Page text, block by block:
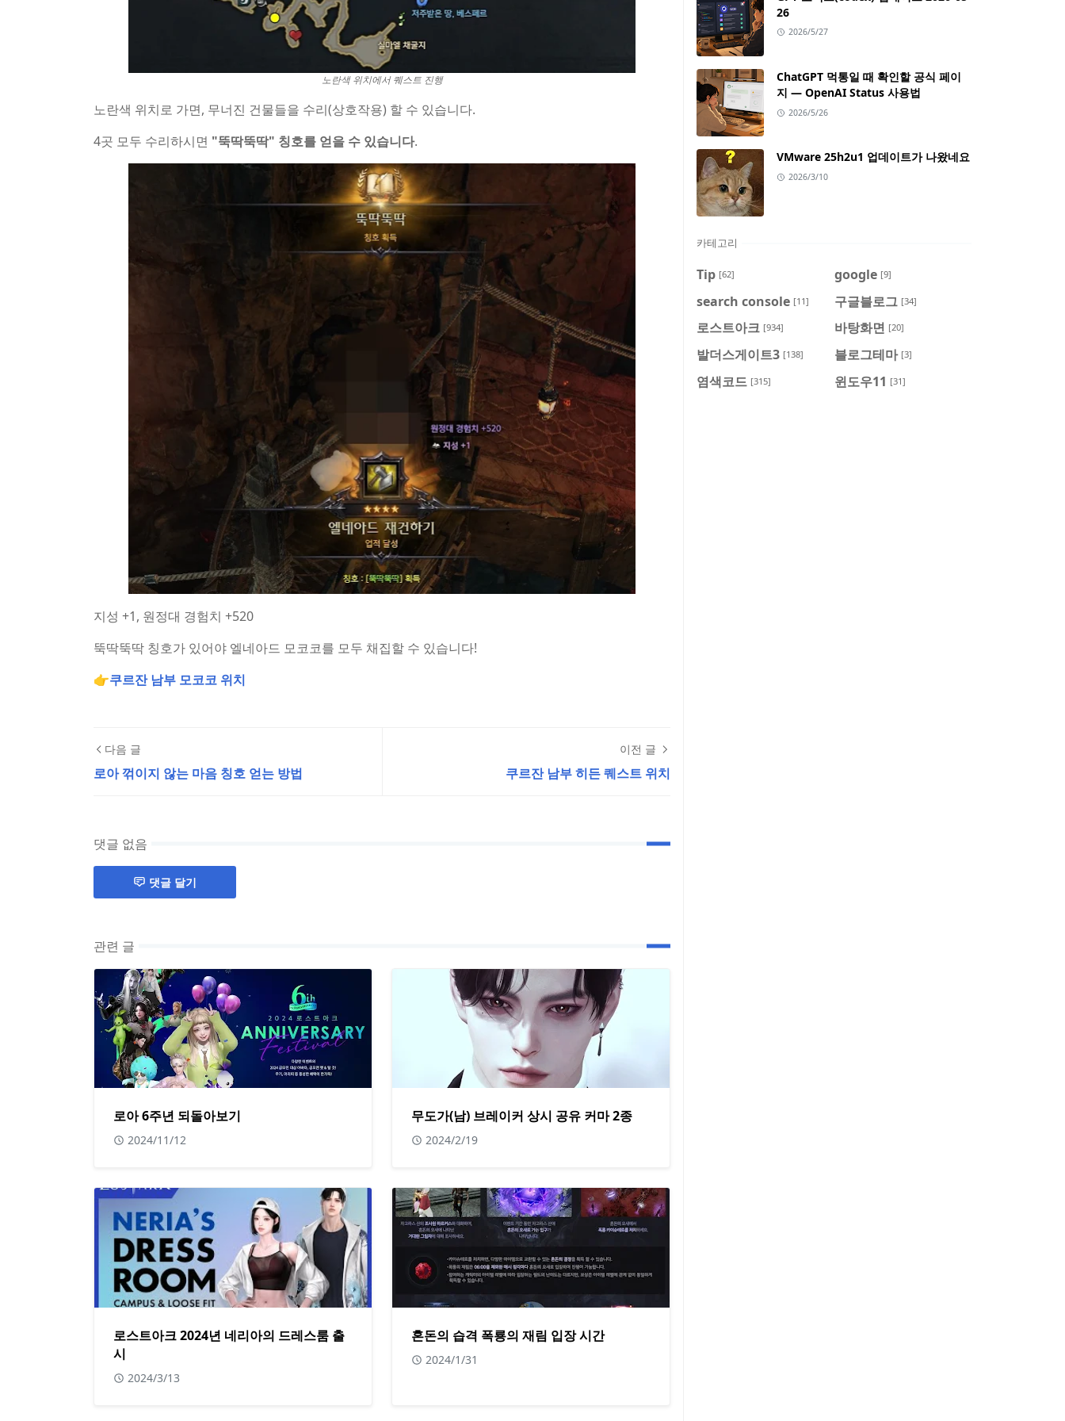
노란색 위치에서 퀘스트 진행
노란색 위치로 가면, 무너진 건물들을 수리(상호작용) 할 수 있습니다.
4곳 모두 수리하시면 "뚝딱뚝딱" 칭호를 얻을 수 있습니다.
지성 +1, 원정대 경험치 +520
뚝딱뚝딱 칭호가 있어야 엘네아드 모코코를 모두 채집할 수 있습니다!
👉쿠르잔 남부 모코코 위치
다음 글
로아 꺾이지 않는 마음 칭호 얻는 방법
이전 글
쿠르잔 남부 히든 퀘스트 위치
댓글 없음
댓글 달기
관련 글
로아 6주년 되돌아보기
2024/11/12
무도가(남) 브레이커 상시 공유 커마 2종
2024/2/19
로스트아크 2024년 네리아의 드레스룸 출
시
2024/3/13
혼돈의 습격 폭룡의 재림 입장 시간
2024/1/31
26
2026/5/27
ChatGPT 먹통일 때 확인할 공식 페이
지 — OpenAI Status 사용법
2026/5/26
VMware 25h2u1 업데이트가 나왔네요
2026/3/10
카테고리
Tip [62] google [9]
search console [11] 구글블로그 [34]
로스트아크 [934] 바탕화면 [20]
발더스게이트3 [138] 블로그테마 [3]
염색코드 [315] 윈도우11 [31]